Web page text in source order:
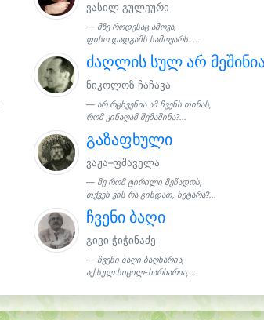
ვასილ გულეური
მზე როდესაც ამოვა,
ფისო დადგამს სამოვარს. ...
ძაღლის სულ არ
ნიკოლოზ ჩაჩავა
არ რცხვენია ამ ჩვენს თინას,
რომ კინაღამ შემაშინა?...
გაზაფხული
ვაჟა–ფშაველა
მე რომ ტირილი მეწადოს,
თქვენ ვის რა გინდათ, ნეტარა?...
ჩვენი ბაღი
გივი ჭიჭინაძე
ჩვენი ბაღი ბაღნარია,
აქ სულ სიცილ-ხარხარია,...